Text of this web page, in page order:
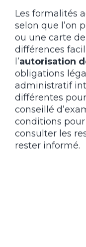
Les formalités
selon que l’on
ou une carte
différences
l’autorisation
obligations
administratif
différentes
conseillé
conditions
consulter les
rester informé.